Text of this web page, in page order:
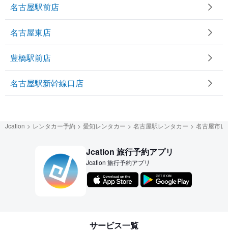
名古屋駅前店
名古屋東店
豊橋駅前店
名古屋駅新幹線口店
Jcation レンタカー予約 愛知レンタカー 名古屋駅レンタカー 名古屋市
Jcation 旅行予約アプリ
Jcation 旅行予約アプリ
サービス一覧